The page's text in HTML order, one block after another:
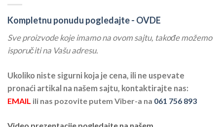
Kompletnu ponudu pogledajte - OVDE
Sve proizvode koje imamo na ovom sajtu, takođe možemo
isporučiti na Vašu adresu.
Ukoliko niste sigurni koja je cena, ili ne uspevate
pronaći artikal na našem sajtu, kontaktirajte nas:
EMAIL ili nas pozovite putem Viber-a na 061 756 893
Video prezentacije pogledajte na našem